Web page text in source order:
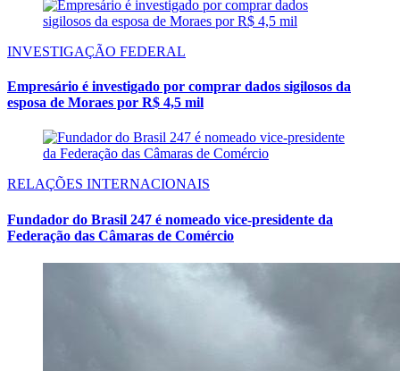
INVESTIGAÇÃO FEDERAL
Empresário é investigado por comprar dados sigilosos da
esposa de Moraes por R$ 4,5 mil
RELAÇÕES INTERNACIONAIS
Fundador do Brasil 247 é nomeado vice-presidente da
Federação das Câmaras de Comércio